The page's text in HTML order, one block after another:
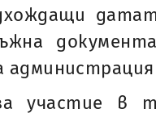
участие в